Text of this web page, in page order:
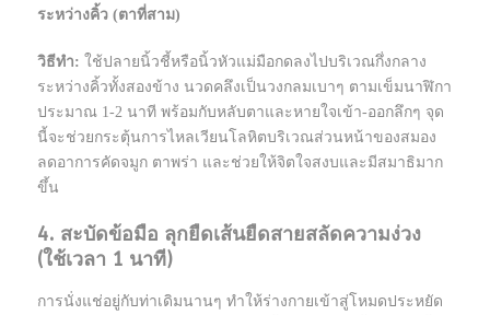
ระหว่างคิ้ว (ตาที่สาม)
วิธีทำ: ใช้ปลายนิ้วชี้หรือนิ้วหัวแม่มือกดลงไปบริเวณกึ่งกลาง
ระหว่างคิ้วทั้งสองข้าง นวดคลึงเป็นวงกลมเบาๆ ตามเข็มนาฬิกา
ประมาณ 1-2 นาที พร้อมกับหลับตาและหายใจเข้า-ออกลึกๆ จุด
นี้จะช่วยกระตุ้นการไหลเวียนโลหิตบริเวณส่วนหน้าของสมอง
ลดอาการคัดจมูก ตาพร่า และช่วยให้จิตใจสงบและมีสมาธิมาก
ขึ้น
4. สะบัดข้อมือ ลุกยืดเส้นยืดสายสลัดความง่วง
(ใช้เวลา 1 นาที)
การนั่งแช่อยู่กับท่าเดิมนานๆ ทำให้ร่างกายเข้าสู่โหมดประหยัด